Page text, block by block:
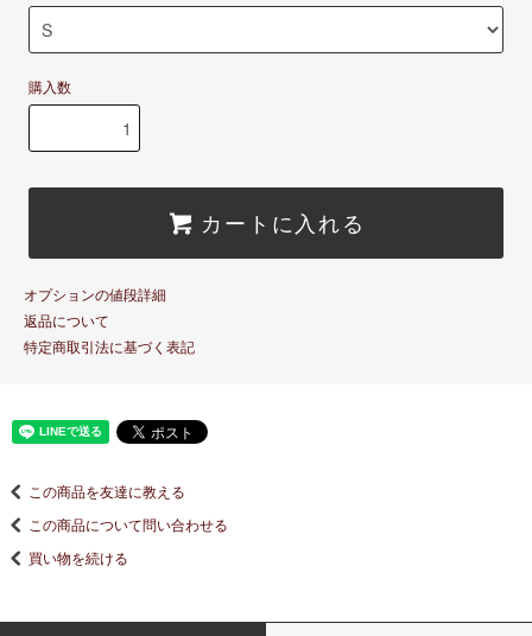
購入数
カートに入れる
オプションの値段詳細
返品について
特定商取引法に基づく表記
この商品を友達に教える
この商品について問い合わせる
買い物を続ける